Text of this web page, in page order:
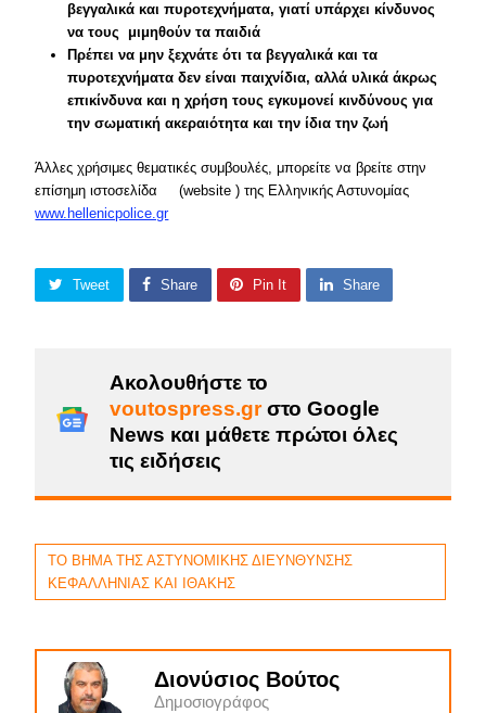
βεγγαλικά και πυροτεχνήματα, γιατί υπάρχει κίνδυνος
να τους μιμηθούν τα παιδιά
Πρέπει να μην ξεχνάτε ότι τα βεγγαλικά και τα
πυροτεχνήματα δεν είναι παιχνίδια, αλλά υλικά άκρως
επικίνδυνα και η χρήση τους εγκυμονεί κινδύνους για
την σωματική ακεραιότητα και την ίδια την ζωή
Άλλες χρήσιμες θεματικές συμβουλές, μπορείτε να βρείτε στην
επίσημη ιστοσελίδα (website ) της Ελληνικής Αστυνομίας
www.hellenicpolice.gr
Tweet Share Pin It Share
Ακολουθήστε το
voutospress.grστο Google
News και μάθετε πρώτοι όλες
τις ειδήσεις
ΤΟ ΒΗΜΑ ΤΗΣ ΑΣΤΥΝΟΜΙΚΗΣ ΔΙΕΥΝΘΥΝΣΗΣ
ΚΕΦΑΛΛΗΝΙΑΣ ΚΑΙ ΙΘΑΚΗΣ
Διονύσιος Βούτος
Δημοσιογράφος